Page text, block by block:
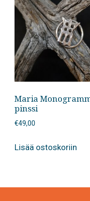
Maria
pinssi
€49,00
Lisää ostoskoriin